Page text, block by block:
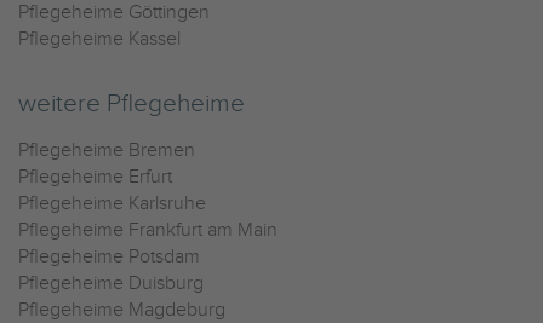
Pflegeheime Göttingen
Pflegeheime Kassel
weitere Pflegeheime
Pflegeheime Bremen
Pflegeheime Erfurt
Pflegeheime Karlsruhe
Pflegeheime Frankfurt am Main
Pflegeheime Potsdam
Pflegeheime Duisburg
Pflegeheime Magdeburg